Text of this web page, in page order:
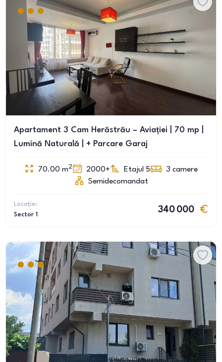
Apartament 3 Cam Herăstrău – Aviației | 70 mp |
Lumină Naturală | + Parcare Garaj
70.00 m2 2000+ Etajul 5 3 camere
Semidecomandat
Locație:
Sector 1
340 000